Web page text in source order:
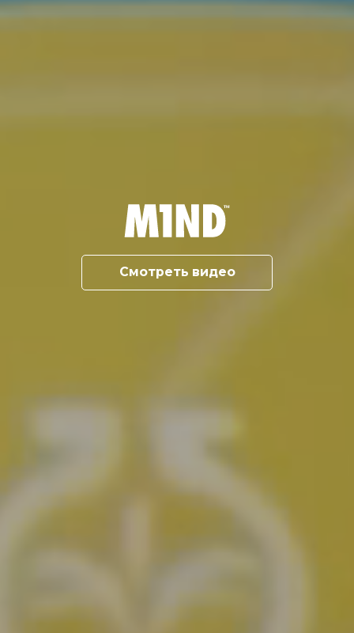
Смотреть видео